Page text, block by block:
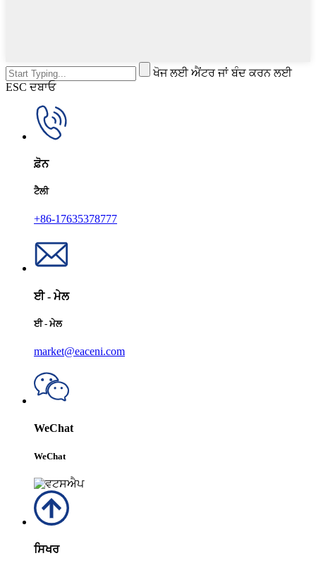
ਖੋਜ ਲਈ ਐਂਟਰ ਜਾਂ ਬੰਦ ਕਰਨ ਲਈ
ESC ਦਬਾਓ
ਫ਼ੋਨ
ਟੈਲੀ
+86-17635378777
ਈ - ਮੇਲ
ਈ - ਮੇਲ
market@eaceni.com
WeChat
WeChat
ਸਿਖਰ